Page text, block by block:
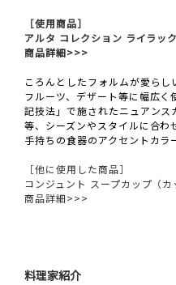
［使用商品］
アルタ コレクション ライラッ
商品詳細>>>
ころんとしたフォルムが愛らし
フルーツ、デザート等に幅広
記技法」で施されたニュアン
等、シーズンやスタイルに合
手持ちの食器のアクセントカラ
［他に使用した商品］
コンジュント スープカップ（カ
商品詳細>>>
料理家紹介